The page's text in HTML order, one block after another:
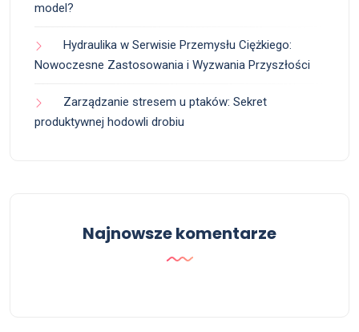
model?
Hydraulika w Serwisie Przemysłu Ciężkiego:
Nowoczesne Zastosowania i Wyzwania Przyszłości
Zarządzanie stresem u ptaków: Sekret
produktywnej hodowli drobiu
Najnowsze komentarze